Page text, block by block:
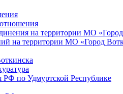
на территории МО
на территории МО «Город
РФ по Удмуртской Республике